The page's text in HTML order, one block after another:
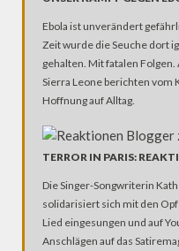
Ebola ist unverändert
Zeit wurde die Seuche dort
gehalten. Mit fatalen
Sierra Leone berichten vom
Hoffnung auf Alltag.
TERROR IN PARIS:
Die Singer-Songwriterin
solidarisiert sich mit den
Lied eingesungen und auf
Anschlägen auf das